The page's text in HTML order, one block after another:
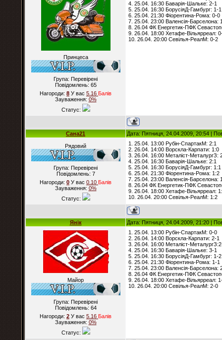
Принцеса
Група: Перевірені
Повідомлень: 65
Нагороди: 8 У вас 5.16 Балiв
Зауваження: 0%
Статус:
4. 25.04. 16:30 Баварія-Шальке: 2-1
5. 25.04. 16:30 БорусіяД-Гамбург: 1-1
6. 25.04. 21:30 Фіорентина-Рома: 0-0
7. 25.04. 23:00 Валенсія-Барселона:
8. 26.04 ФК Енергетик-ПФК
9. 26.04. 18:00 Хетафе-Вільярреал:
10. 26.04. 20:00 Севілья-РеалМ: 0-2
Сана21 Дата: Пятниця, 24.04.2009, 20:54 |
Рядовий
Група: Перевірені
Повідомлень: 7
Нагороди: 0 У вас 0.10 Балiв
Зауваження: 0%
Статус:
1. 25.04. 13:00 Рубін-СпартакМ: 2:1
2. 26.04. 14:00 Ворскла-Карпати: 1:0
3. 26.04. 16:00 Металіст-МеталургЗ:
4. 25.04. 16:30 Баварія-Шальке: 2:1
5. 25.04. 16:30 БорусіяД-Гамбург: 1:1
6. 25.04. 21:30 Фіорентина-Рома: 1:2
7. 25.04. 23:00 Валенсія-Барселона:
8. 26.04 ФК Енергетик-ПФК
9. 26.04. 18:00 Хетафе-Вільярреал:
10. 26.04. 20:00 Севілья-РеалМ: 1:2
Янік Дата: Пятниця, 24.04.2009, 21:20 |
Майор
Група: Перевірені
Повідомлень: 64
Нагороди: 2 У вас 5.16 Балiв
Зауваження: 0%
Статус:
1. 25.04. 13:00 Рубін-СпартакМ: 0-0
2. 26.04. 14:00 Ворскла-Карпати: 2-1
3. 26.04. 16:00 Металіст-
4. 25.04. 16:30 Баварія-Шальке: 3-1
5. 25.04. 16:30 БорусіяД-Гамбург: 1-2
6. 25.04. 21:30 Фіорентина-Рома: 1-1
7. 25.04. 23:00 Валенсія-Барселона:
8. 26.04 ФК Енергетик-ПФК
9. 26.04. 18:00 Хетафе-Вільярреал:
10. 26.04. 20:00 Севілья-РеалМ: 2-0